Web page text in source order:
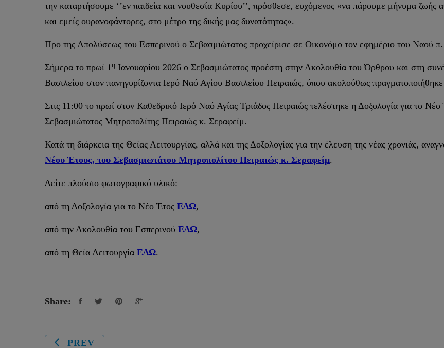
την καταρτήσουμε ‘’εν παιδεία και νουθεσία Κυρίου’’, πρόσθεσε, ευχόμενος «να πάρουμε μήνυμα ζωής
και εμείς ουρανοφάντορες, στο μέτρο της δικής μας δυνατότητας».
Προ της Απολύσεως του Εσπερινού ο Σεβασμιώτατος προχείρισε σε Οικονόμο τον εφημέριο του Ναού
Σήμερα το πρωί 1η Ιανουαρίου 2026 ο Σεβασμιώτατος προέστη στην Ακολουθία του Όρθρου και στη
Βασιλείου στον πανηγυρίζοντα Ιερό Ναό Αγίου Βασιλείου Πειραιώς, όπου ακολούθως
Στις 11:00 το πρωί στον Καθεδρικό Ιερό Ναό Αγίας Τριάδος Πειραιώς τελέστηκε η Δοξολογία για το
Σεβασμιώτατος Μητροπολίτης Πειραιώς κ. Σεραφείμ.
Κατά τη διάρκεια της Θείας Λειτουργίας, αλλά και της Δοξολογίας για την έλευση της νέας χρονιάς,
Νέου Έτους, του Σεβασμιωτάτου Μητροπολίτου Πειραιώς κ. Σεραφείμ.
Δείτε πλούσιο φωτογραφικό υλικό:
από τη Δοξολογία για το Νέο Έτος ΕΔΩ,
από την Ακολουθία του Εσπερινού ΕΔΩ,
από τη Θεία Λειτουργία ΕΔΩ.
Share:
PREV